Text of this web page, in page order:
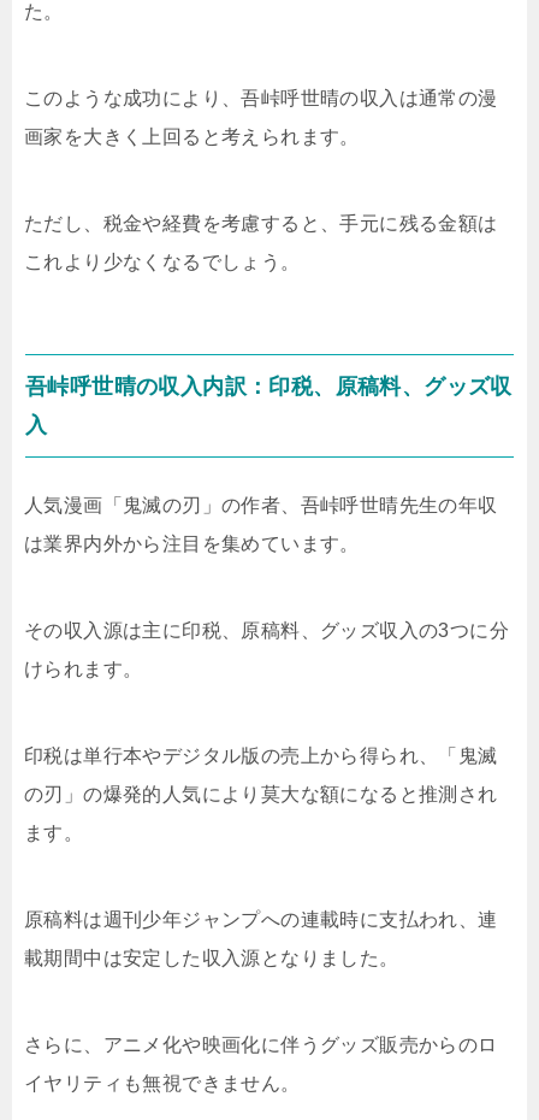
た。
このような成功により、吾峠呼世晴の収入は通常の漫
画家を大きく上回ると考えられます。
ただし、税金や経費を考慮すると、手元に残る金額は
これより少なくなるでしょう。
吾峠呼世晴の収入内訳：印税、原稿料、グッズ収
入
人気漫画「鬼滅の刃」の作者、吾峠呼世晴先生の年収
は業界内外から注目を集めています。
その収入源は主に印税、原稿料、グッズ収入の3つに分
けられます。
印税は単行本やデジタル版の売上から得られ、「鬼滅
の刃」の爆発的人気により莫大な額になると推測され
ます。
原稿料は週刊少年ジャンプへの連載時に支払われ、連
載期間中は安定した収入源となりました。
さらに、アニメ化や映画化に伴うグッズ販売からのロ
イヤリティも無視できません。